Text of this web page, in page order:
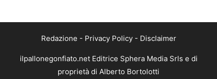
Redazione - Privacy Policy- Disclaimer
ilpallonegonfiato.net Editrice Sphera Media Srls e di
proprietà di Alberto Bortolotti